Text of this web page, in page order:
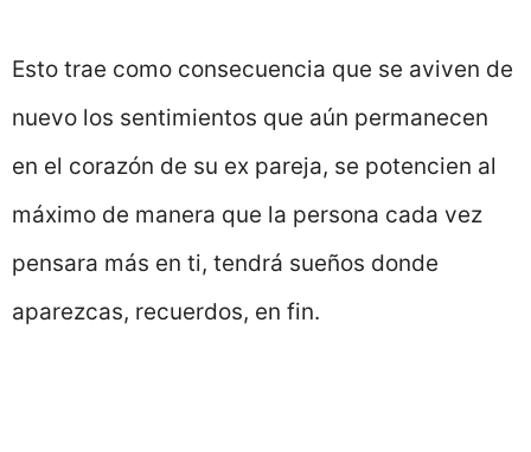
Esto trae como consecuencia que se aviven de
nuevo los sentimientos que aún permanecen
en el corazón de su ex pareja, se potencien al
máximo de manera que la persona cada vez
pensara más en ti, tendrá sueños donde
aparezcas, recuerdos, en fin.